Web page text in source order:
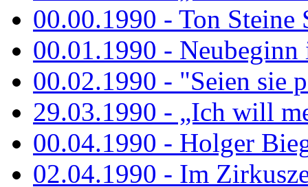
00.00.1990 - Ton Steine
00.01.1990 -
00.02.1990 - "Seien sie
29.03.1990 - „Ich will
00.04.1990 - Holger
02.04.1990 - Im